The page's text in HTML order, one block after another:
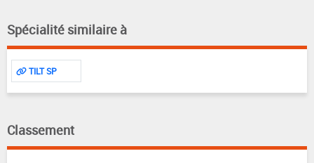
Spécialité similaire à
TILT SP
Classement